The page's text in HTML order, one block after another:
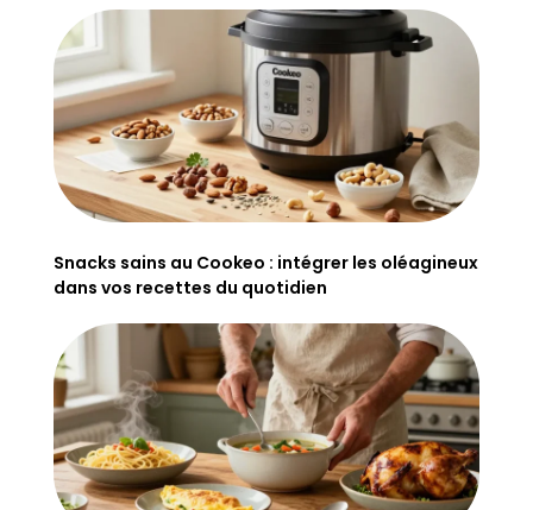
Snacks sains au Cookeo : intégrer les oléagineux
dans vos recettes du quotidien